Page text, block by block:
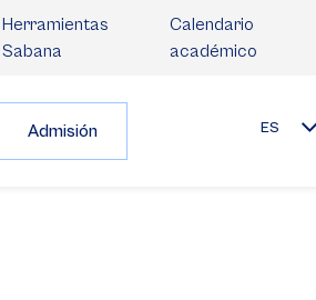
Herramientas
Sabana
Calendario
académico
Admisión ES